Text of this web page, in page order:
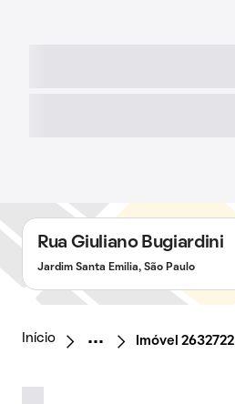
Rua Giuliano Bugiardini
Jardim Santa Emilia, São Paulo
Início Imóvel 2632722